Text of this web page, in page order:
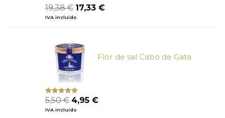
19,38€ El
precio
19,38 €.
17,33 €El
IVA incluido
Flor de sal Cabo de Gata
Valorado
con
de
5
5,50€ El
precio
4,95 €El
IVA incluido